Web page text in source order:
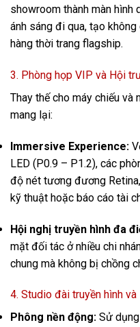
showroom thành màn hình
ánh sáng đi qua, tạo
hàng thời trang flagship.
3. Phòng họp VIP và Hội
Thay thế cho máy chiếu và
mang lại:
Immersive Experience:
LED (P0.9 – P1.2), các
độ nét tương đương
kỹ thuật hoặc báo cáo tài
Hội nghị truyền hình đa
mặt đối tác ở nhiều chi
chung mà không bị chồng
4. Studio đài truyền hình
Phông nền động: Sử